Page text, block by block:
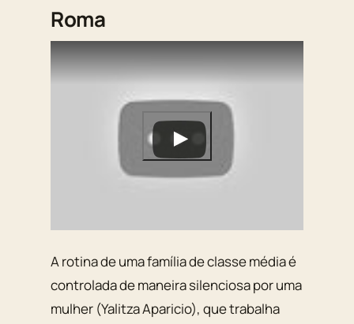
Roma
A rotina de uma família de classe média é
controlada de maneira silenciosa por uma
mulher (Yalitza Aparicio), que trabalha